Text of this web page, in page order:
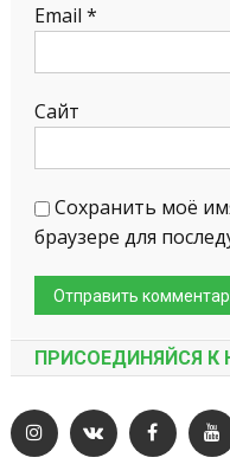
Email *
Сайт
Сохранить моё
браузере для
ПРИСОЕДИНЯЙСЯ К